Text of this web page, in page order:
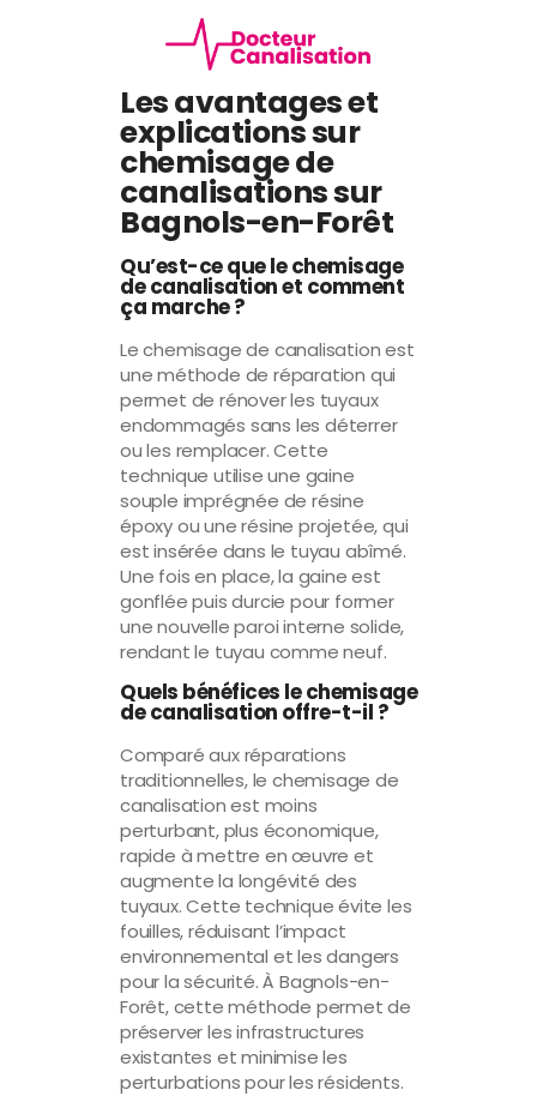
Les avantages et
explications sur
chemisage de
canalisations sur
Bagnols-en-Forêt
Qu’est-ce que le chemisage
de canalisation et comment
ça marche ?
Le chemisage de canalisation est
une méthode de réparation qui
permet de rénover les tuyaux
endommagés sans les déterrer
ou les remplacer. Cette
technique utilise une gaine
souple imprégnée de résine
époxy ou une résine projetée, qui
est insérée dans le tuyau abîmé.
Une fois en place, la gaine est
gonflée puis durcie pour former
une nouvelle paroi interne solide,
rendant le tuyau comme neuf.
Quels bénéfices le chemisage
de canalisation offre-t-il ?
Comparé aux réparations
traditionnelles, le chemisage de
canalisation est moins
perturbant, plus économique,
rapide à mettre en œuvre et
augmente la longévité des
tuyaux. Cette technique évite les
fouilles, réduisant l’impact
environnemental et les dangers
pour la sécurité. À Bagnols-en-
Forêt, cette méthode permet de
préserver les infrastructures
existantes et minimise les
perturbations pour les résidents.